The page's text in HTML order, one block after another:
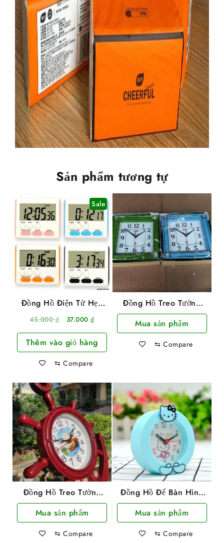
Sản phẩm tương tự
Sale
Đồng Hồ Điện Tử Hẹn
Giờ, Bấm Giờ Đếm
Ngược
45.000₫
Giá
là:
45.000 ₫.
37.000₫Giá
tại
là:
Thêm vào giỏ hàng
⇆ Compare
Đồng Hồ Treo Tường
Laba Loại Vuông
Mua sản phẩm
⇆ Compare
Đồng Hồ Treo Tường
Hình Mỏ Neo TiTime
37x30cm
Mua sản phẩm
⇆ Compare
Đồng Hồ Để Bàn Hình
Mèo Kitty
Mua sản phẩm
⇆ Compare